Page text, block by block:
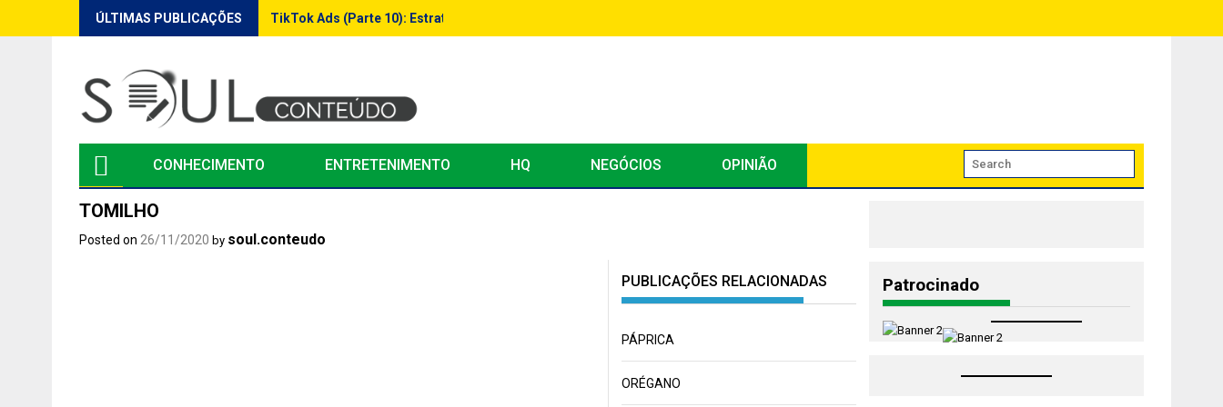
ÚLTIMAS PUBLICAÇÕES TikTok Ads (Parte 10): Estratégias Avançadas para Escalar Performance
CONHECIMENTO ENTRETENIMENTO HQ NEGÓCIOS OPINIÃO
TOMILHO
Posted on 26/11/2020 by soul.conteudo
PUBLICAÇÕES RELACIONADAS
PÁPRICA
ORÉGANO
Patrocinado